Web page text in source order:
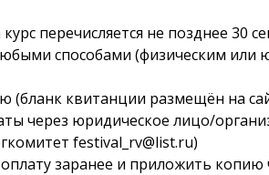
перечисляется не позднее 30
способами (физическим или
(бланк квитанции размещён на
через юридическое лицо/
festival_rv@list.ru)
заранее и приложить